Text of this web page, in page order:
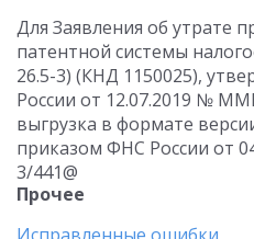
Для Заявления об утрате
патентной системы
26.5-3) (КНД 1150025),
России от 12.07.2019 №
выгрузка в формате
приказом ФНС России от
3/441@
Прочее